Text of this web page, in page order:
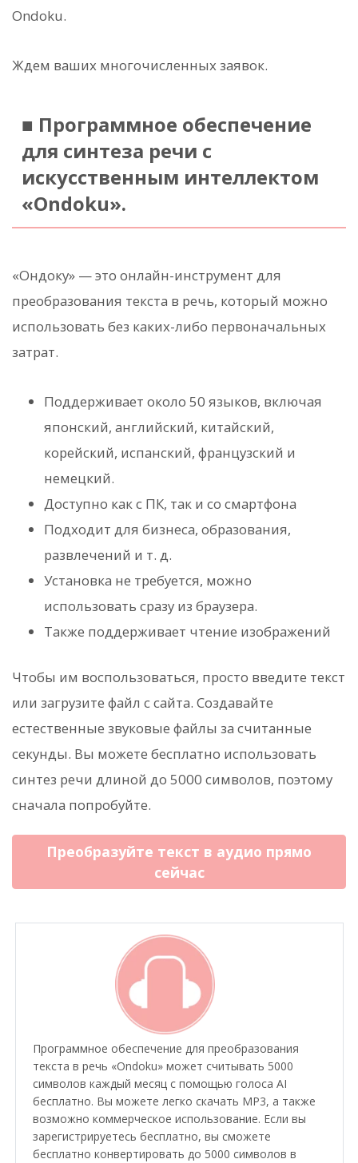
Ondoku.
Ждем ваших многочисленных заявок.
■ Программное обеспечение
для синтеза речи с
искусственным интеллектом
«Ondoku».
«Ондоку» — это онлайн-инструмент для
преобразования текста в речь, который можно
использовать без каких-либо первоначальных
затрат.
Поддерживает около 50 языков, включая
японский, английский, китайский,
корейский, испанский, французский и
немецкий.
Доступно как с ПК, так и со смартфона
Подходит для бизнеса, образования,
развлечений и т. д.
Установка не требуется, можно
использовать сразу из браузера.
Также поддерживает чтение изображений
Чтобы им воспользоваться, просто введите текст
или загрузите файл с сайта. Создавайте
естественные звуковые файлы за считанные
секунды. Вы можете бесплатно использовать
синтез речи длиной до 5000 символов, поэтому
сначала попробуйте.
Преобразуйте текст в аудио прямо
сейчас
Программное обеспечение для преобразования
текста в речь «Ondoku» может считывать 5000
символов каждый месяц с помощью голоса AI
бесплатно. Вы можете легко скачать MP3, а также
возможно коммерческое использование. Если вы
зарегистрируетесь бесплатно, вы сможете
бесплатно конвертировать до 5000 символов в